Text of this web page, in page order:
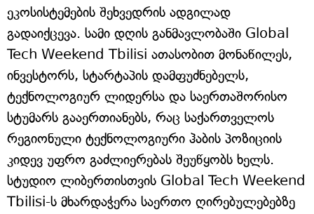
ეკოსისტემების შეხვედრის ადგილად
გადაიქცევა. სამი დღის განმავლობაში Global
Tech Weekend Tbilisi ათასობით მონაწილეს,
ინვესტორს, სტარტაპის დამფუძნებელს,
ტექნოლოგიურ ლიდერსა და საერთაშორისო
სტუმარს გააერთიანებს, რაც საქართველოს
რეგიონული ტექნოლოგიური ჰაბის პოზიციის
კიდევ უფრო გაძლიერებას შეუწყობს ხელს.
სტუდიო ლიბერთისთვის Global Tech Weekend
Tbilisi-ს მხარდაჭერა საერთო ღირებულებებზე